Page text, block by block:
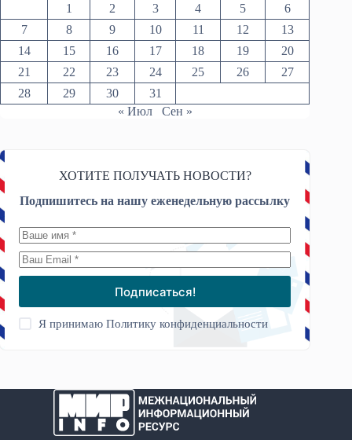
1
2 3 4 5
6
7
8 9 10 11 12
13
14
15 16 17 18 19
20
21
22 23 24 25 26
27
28
29 30
31
« Июл
Сен »
ХОТИТЕ ПОЛУЧАТЬ НОВОСТИ?
Подпишитесь на нашу еженедельную рассылку
Подписаться!
Я принимаюПолитику конфиденциальности